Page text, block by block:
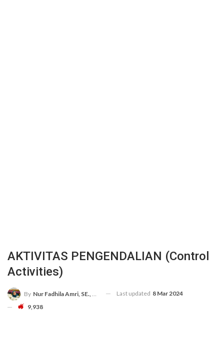
AKTIVITAS PENGENDALIAN (Control
Activities)
By Nur Fadhila Amri, SE., Ak., M.Si Last updated 8 Mar 2024
9,938